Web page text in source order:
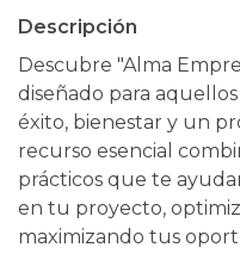
Descripción
Descubre "Alma
diseñado para
éxito, bienestar y un
recurso esencial
prácticos que te
en tu proyecto,
maximizando tus